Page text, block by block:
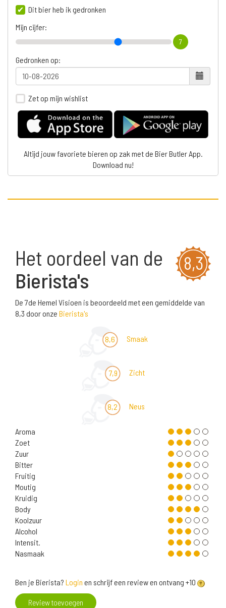
Dit bier heb ik gedronken
Mijn cijfer:
7
Gedronken op:
Zet op mijn wishlist
Altijd jouw favoriete bieren op zak met de Bier Butler App.
Download nu!
8,3
Het oordeel van de
Bierista's
De 7de Hemel Visioen is beoordeeld met een gemiddelde van
8,3 door onze Bierista's
8,6 Smaak
7,9 Zicht
8,2 Neus
Aroma
Zoet
Zuur
Bitter
Fruitig
Moutig
Kruidig
Body
Koolzuur
Alcohol
Intensit.
Nasmaak
Ben je Bierista? Login en schrijf een review en ontvang +10
Review toevoegen